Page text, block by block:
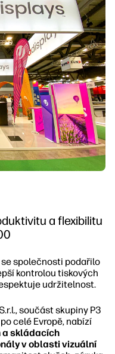
a flexibilitu
společnosti podařilo
kontrolou tiskových
udržitelnost.
součást skupiny P3
celé Evropě, nabízí
a skládacích
v oblasti vizuální